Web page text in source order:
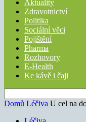
Aktuality
Zdravotnictví
Politika
Sociální věci
Pojištění
Pharma
Rozhovory
E-Health
Ke kávě i čaji
Domů Léčiva U cel na